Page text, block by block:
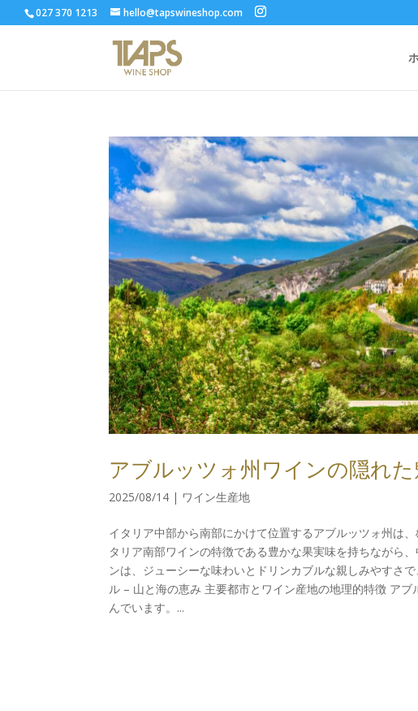
027 370 1213 hello@tapswineshop.com
アブルッツォ州ワインの隠れ
2025/08/14 | ワイン生産地
イタリア中部から南部にかけて位置するアブルッツォ州は
タリア南部ワインの特徴である豊かな果実味を持ちながら
ンは、ジューシーな味わいとドリンカブルな親しみやすさ
ル – 山と海の恵み 主要都市とワイン産地の地理的特徴 ア
んでいます。...